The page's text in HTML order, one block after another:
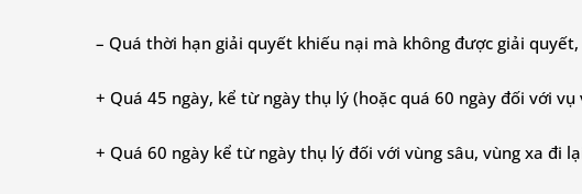
– Quá thời hạn giải quyết khiếu nại mà không được giải quyết,
+ Quá 45 ngày, kể từ ngày thụ lý (hoặc quá 60 ngày đối với vụ
+ Quá 60 ngày kể từ ngày thụ lý đối với vùng sâu, vùng xa đi